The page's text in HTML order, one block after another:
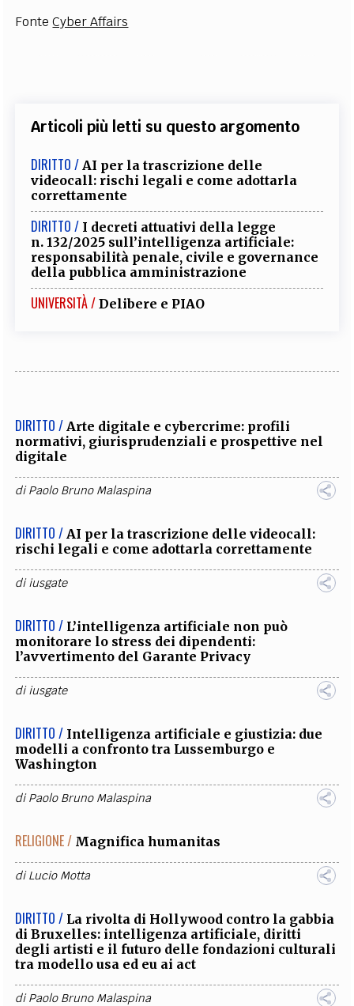
FonteCyber Affairs
Articoli più letti su questo argomento
DIRITTO / AI per la trascrizione delle
videocall: rischi legali e come adottarla
correttamente
DIRITTO / I decreti attuativi della legge
n. 132/2025 sull’intelligenza artificiale:
responsabilità penale, civile e governance
della pubblica amministrazione
UNIVERSITÀ / Delibere e PIAO
DIRITTO / Arte digitale e cybercrime: profili
normativi, giurisprudenziali e prospettive nel
digitale
diPaolo Bruno Malaspina
DIRITTO / AI per la trascrizione delle videocall:
rischi legali e come adottarla correttamente
diiusgate
DIRITTO / L’intelligenza artificiale non può
monitorare lo stress dei dipendenti:
l’avvertimento del Garante Privacy
diiusgate
DIRITTO / Intelligenza artificiale e giustizia: due
modelli a confronto tra Lussemburgo e
Washington
diPaolo Bruno Malaspina
RELIGIONE / Magnifica humanitas
diLucio Motta
DIRITTO / La rivolta di Hollywood contro la gabbia
di Bruxelles: intelligenza artificiale, diritti
degli artisti e il futuro delle fondazioni culturali
tra modello usa ed eu ai act
diPaolo Bruno Malaspina